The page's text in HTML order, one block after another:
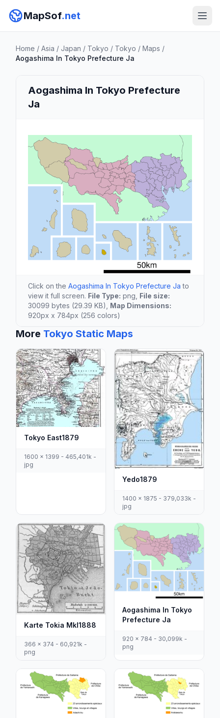
MapSof.net
Home / Asia / Japan / Tokyo / Tokyo / Maps /
Aogashima In Tokyo Prefecture Ja
Aogashima In Tokyo Prefecture
Ja
Click on the Aogashima In Tokyo Prefecture Ja to
view it full screen. File Type: png, File size:
30099 bytes (29.39 KB), Map Dimensions:
920px x 784px (256 colors)
More Tokyo Static Maps
Tokyo East1879
1600 x 1399 - 465,401k -
jpg
Yedo1879
1400 x 1875 - 379,033k -
jpg
Karte Tokia Mkl1888
366 x 374 - 60,921k -
png
Aogashima In Tokyo
Prefecture Ja
920 x 784 - 30,099k -
png